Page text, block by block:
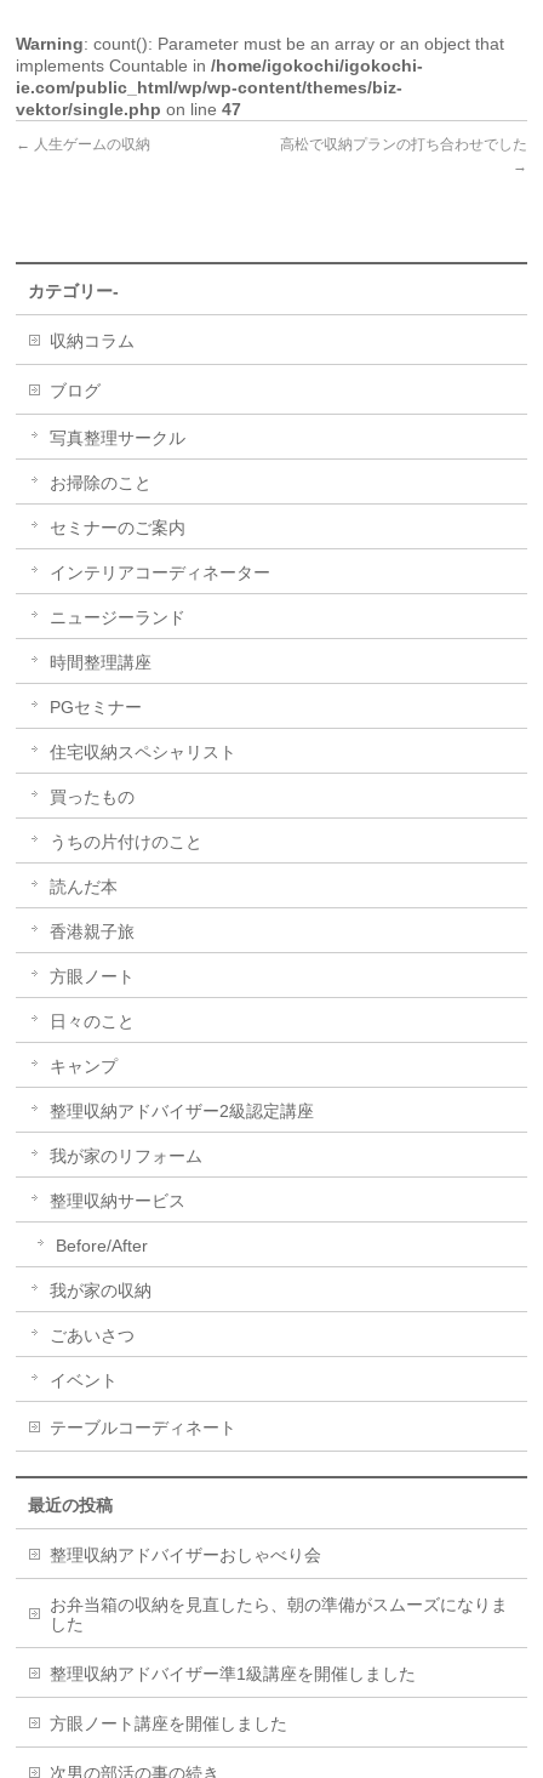
Warning: count(): Parameter must be an array or an object that
implements Countable in/home/igokochi/igokochi-
ie.com/public_html/wp/wp-content/themes/biz-
vektor/single.php on line47
← 人生ゲームの収納
高松で収納プランの打ち合わせでした
→
カテゴリー-
収納コラム
ブログ
写真整理サークル
お掃除のこと
セミナーのご案内
インテリアコーディネーター
ニュージーランド
時間整理講座
PGセミナー
住宅収納スペシャリスト
買ったもの
うちの片付けのこと
読んだ本
香港親子旅
方眼ノート
日々のこと
キャンプ
整理収納アドバイザー2級認定講座
我が家のリフォーム
整理収納サービス
Before/After
我が家の収納
ごあいさつ
イベント
テーブルコーディネート
最近の投稿
整理収納アドバイザーおしゃべり会
お弁当箱の収納を見直したら、朝の準備がスムーズになりま
した
整理収納アドバイザー準1級講座を開催しました
方眼ノート講座を開催しました
次男の部活の事の続き